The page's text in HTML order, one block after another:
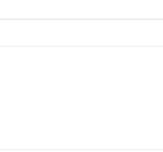
ل